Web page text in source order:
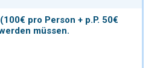
pro Person + p.P. 50€
müssen.